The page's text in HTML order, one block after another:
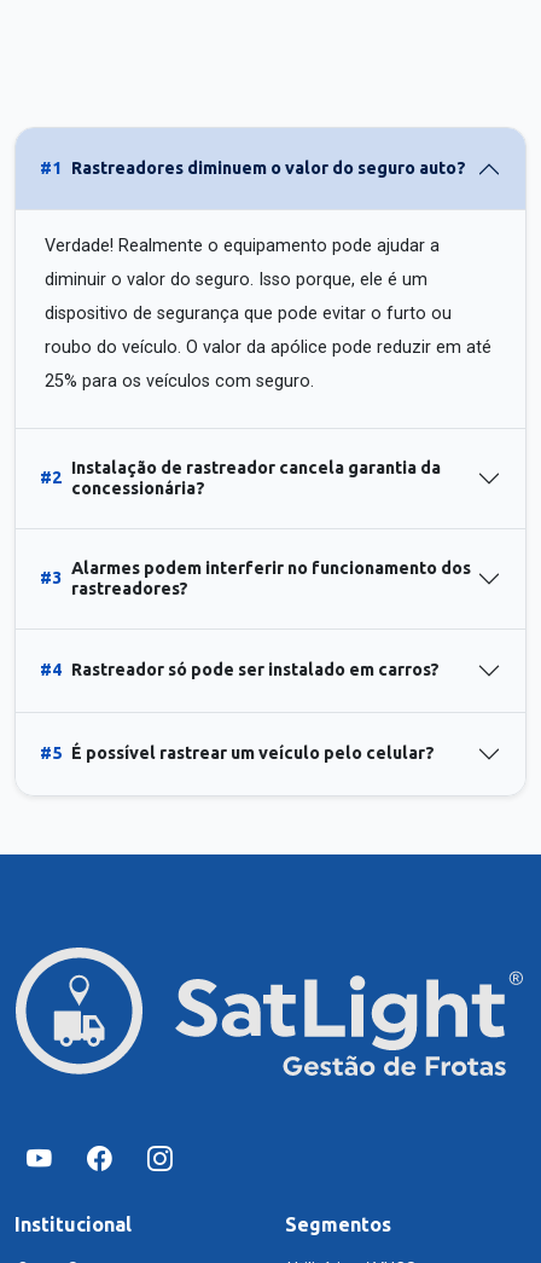
#1 Rastreadores diminuem o valor do seguro auto?
Verdade! Realmente o equipamento pode ajudar a
diminuir o valor do seguro. Isso porque, ele é um
dispositivo de segurança que pode evitar o furto ou
roubo do veículo. O valor da apólice pode reduzir em até
25% para os veículos com seguro.
#2
Instalação de rastreador cancela garantia da
concessionária?
#3
Alarmes podem interferir no funcionamento dos
rastreadores?
#4 Rastreador só pode ser instalado em carros?
#5 É possível rastrear um veículo pelo celular?
Institucional Segmentos